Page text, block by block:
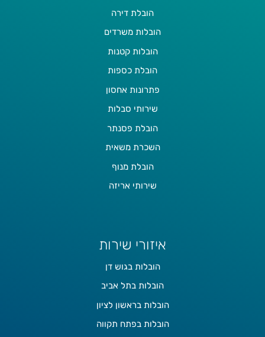
הובלת דירה
הובלות משרדים
הובלות קטנות
הובלת כספות
פתרונות אחסון
שירותי סבלות
הובלת פסנתר
השכרת משאית
הובלת מנוף
שירותי אריזה
איזורי שירות
הובלות בגוש דן
הובלות בתל אביב
הובלות בראשון לציון
הובלות בפתח תקווה